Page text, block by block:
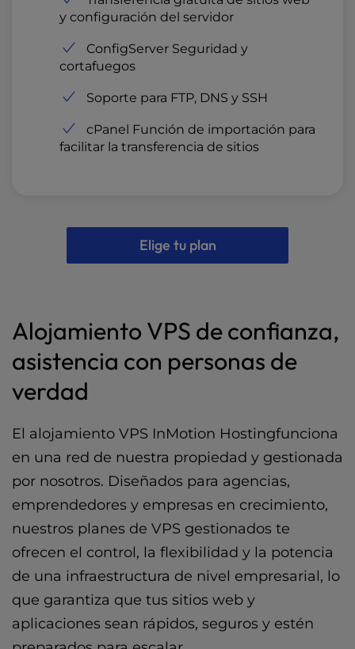
y configuración del servidor
ConfigServer Seguridad y
cortafuegos
Soporte para FTP, DNS y SSH
cPanel Función de importación para
facilitar la transferencia de sitios
Elige tu plan
Alojamiento VPS de confianza,
asistencia con personas de
verdad
El alojamiento VPS InMotion Hostingfunciona
en una red de nuestra propiedad y gestionada
por nosotros. Diseñados para agencias,
emprendedores y empresas en crecimiento,
nuestros planes de VPS gestionados te
ofrecen el control, la flexibilidad y la potencia
de una infraestructura de nivel empresarial, lo
que garantiza que tus sitios web y
aplicaciones sean rápidos, seguros y estén